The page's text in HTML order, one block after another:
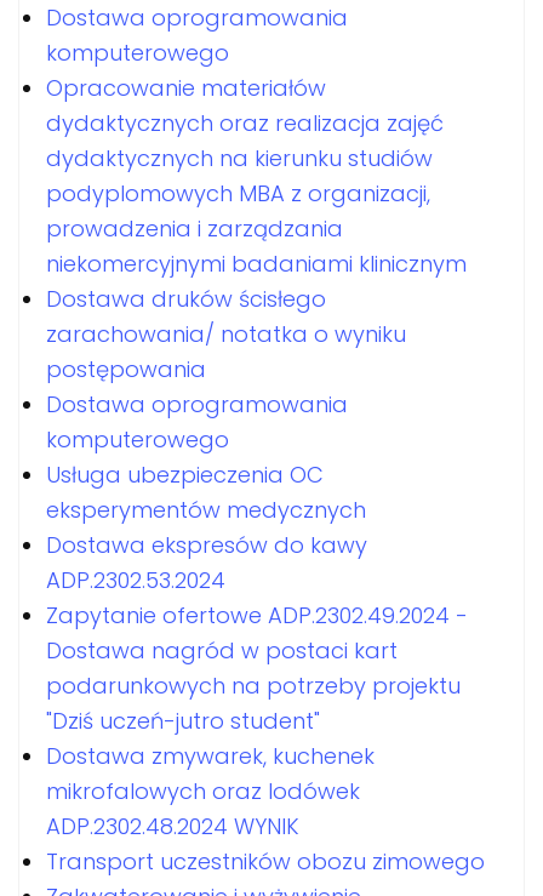
Dostawa oprogramowania
komputerowego
Opracowanie materiałów
dydaktycznych oraz realizacja zajęć
dydaktycznych na kierunku studiów
podyplomowych MBA z organizacji,
prowadzenia i zarządzania
niekomercyjnymi badaniami klinicznym
Dostawa druków ścisłego
zarachowania/ notatka o wyniku
postępowania
Dostawa oprogramowania
komputerowego
Usługa ubezpieczenia OC
eksperymentów medycznych
Dostawa ekspresów do kawy
ADP.2302.53.2024
Zapytanie ofertowe ADP.2302.49.2024 -
Dostawa nagród w postaci kart
podarunkowych na potrzeby projektu
"Dziś uczeń-jutro student"
Dostawa zmywarek, kuchenek
mikrofalowych oraz lodówek
ADP.2302.48.2024 WYNIK
Transport uczestników obozu zimowego